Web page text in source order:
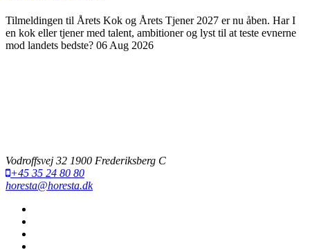
Tilmeldingen til Årets Kok og Årets Tjener 2027 er nu åben. Har I
en kok eller tjener med talent, ambitioner og lyst til at teste evnerne
mod landets bedste? 06 Aug 2026
Vodroffsvej 32 1900 Frederiksberg C
+45 35 24 80 80
horesta@horesta.dk